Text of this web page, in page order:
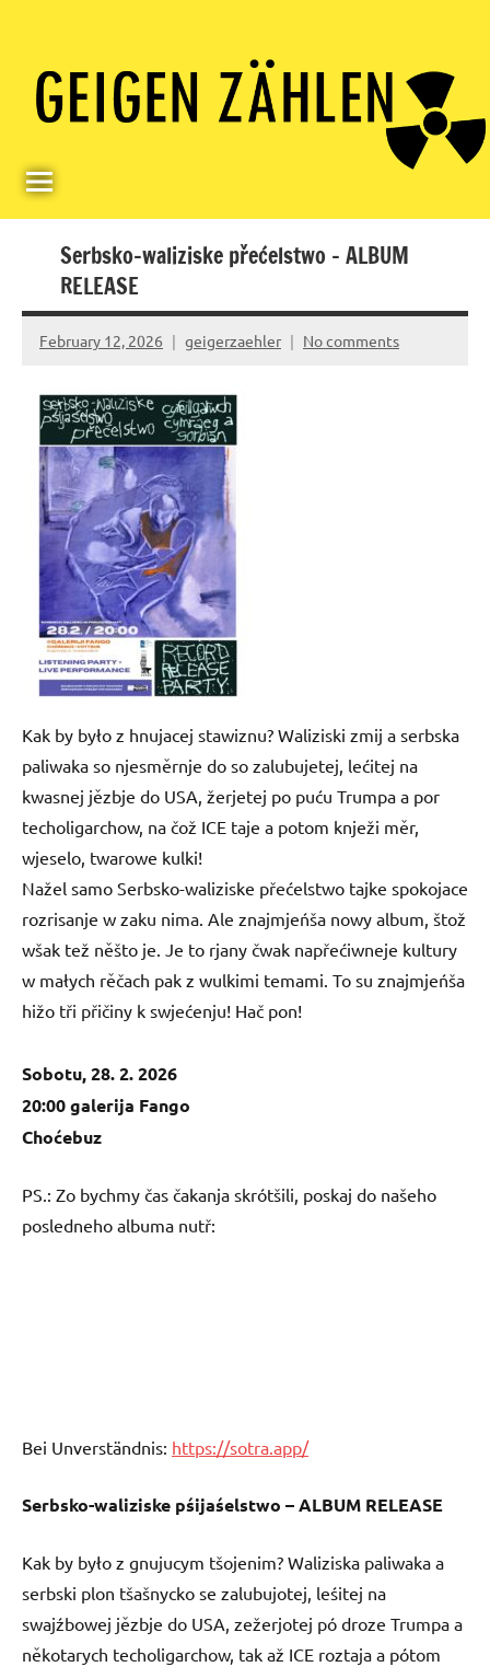
contentGeigerzähler
Serbsko-waliziske přećelstwo – ALBUM
RELEASE
February 12, 2026 geigerzaehler No comments
Kak by było z hnujacej stawiznu? Waliziski zmij a serbska
paliwaka so njesměrnje do so zalubujetej, lećitej na
kwasnej jězbje do USA, žerjetej po puću Trumpa a por
techoligarchow, na čož ICE taje a potom knježi měr,
wjeselo, twarowe kulki!
Nažel samo Serbsko-waliziske přećelstwo tajke spokojace
rozrisanje w zaku nima. Ale znajmjeńša nowy album, štož
wšak tež něšto je. Je to rjany čwak napřećiwneje kultury
w małych rěčach pak z wulkimi temami. To su znajmjeńša
hižo tři přičiny k swjećenju! Hač pon!
Sobotu, 28. 2. 2026
20:00 galerija Fango
Choćebuz
PS.: Zo bychmy čas čakanja skrótšili, poskaj do našeho
posledneho albuma nutř:
Bei Unverständnis: https://sotra.app/
Serbsko-waliziske pśijaśelstwo – ALBUM RELEASE
Kak by było z gnujucym tšojenim? Waliziska paliwaka a
serbski plon tšašnycko se zalubujotej, leśitej na
swajźbowej jězbje do USA, zežerjotej pó droze Trumpa a
někotarych techoligarchow, tak až ICE roztaja a pótom